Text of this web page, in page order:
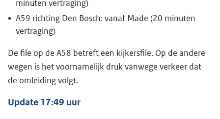
minuten vertraging)
A59 richting Den Bosch: vanaf Made (20 minuten
vertraging)
De file op de A58 betreft een kijkersfile. Op de andere
wegen is het voornamelijk druk vanwege verkeer dat
de omleiding volgt.
Update 17:49 uur